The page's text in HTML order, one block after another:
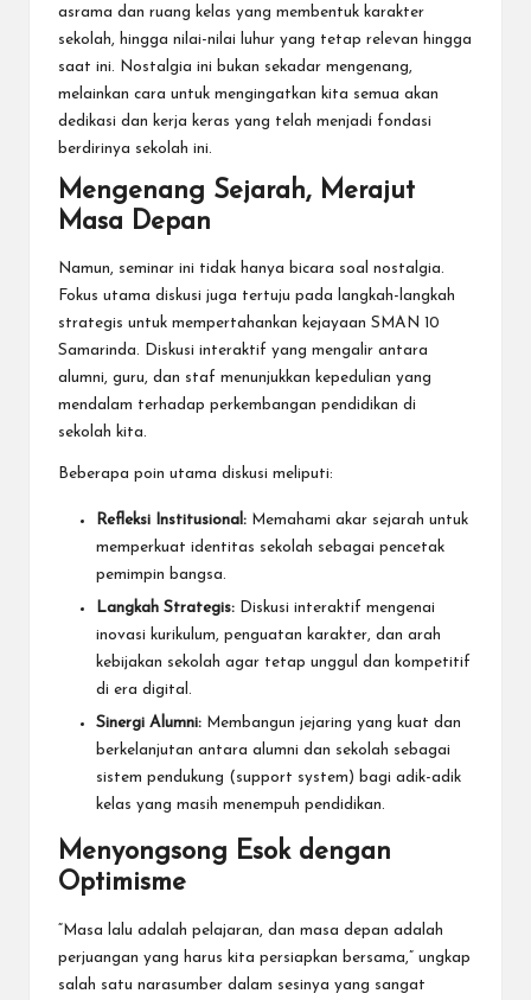
asrama dan ruang kelas yang membentuk karakter
sekolah, hingga nilai-nilai luhur yang tetap relevan hingga
saat ini. Nostalgia ini bukan sekadar mengenang,
melainkan cara untuk mengingatkan kita semua akan
dedikasi dan kerja keras yang telah menjadi fondasi
berdirinya sekolah ini.
Mengenang Sejarah, Merajut
Masa Depan
Namun, seminar ini tidak hanya bicara soal nostalgia.
Fokus utama diskusi juga tertuju pada langkah-langkah
strategis untuk mempertahankan kejayaan SMAN 10
Samarinda. Diskusi interaktif yang mengalir antara
alumni, guru, dan staf menunjukkan kepedulian yang
mendalam terhadap perkembangan pendidikan di
sekolah kita.
Beberapa poin utama diskusi meliputi:
Refleksi Institusional: Memahami akar sejarah untuk
memperkuat identitas sekolah sebagai pencetak
pemimpin bangsa.
Langkah Strategis: Diskusi interaktif mengenai
inovasi kurikulum, penguatan karakter, dan arah
kebijakan sekolah agar tetap unggul dan kompetitif
di era digital.
Sinergi Alumni: Membangun jejaring yang kuat dan
berkelanjutan antara alumni dan sekolah sebagai
sistem pendukung (support system) bagi adik-adik
kelas yang masih menempuh pendidikan.
Menyongsong Esok dengan
Optimisme
“Masa lalu adalah pelajaran, dan masa depan adalah
perjuangan yang harus kita persiapkan bersama,” ungkap
salah satu narasumber dalam sesinya yang sangat